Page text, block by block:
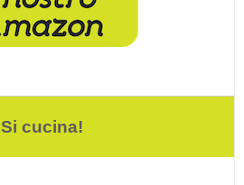
Si cucina!